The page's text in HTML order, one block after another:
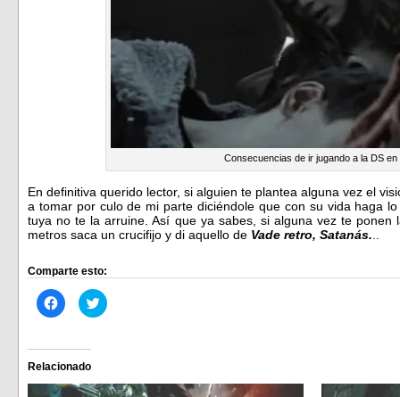
Consecuencias de ir jugando a la DS en
En definitiva querido lector, si alguien te plantea alguna vez el
a tomar por culo de mi parte diciéndole que con su vida haga
tuya no te la arruine. Así que ya sabes, si alguna vez te
metros saca un crucifijo y di aquello de Vade retro, Satanás.
Comparte esto:
Haz
clic
Facebook
(Se
abre
en
Haz
clic
en
Relacionado